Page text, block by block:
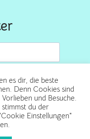
es dir, die beste
Denn Cookies sind
und Besuche.
du der
Einstellungen"